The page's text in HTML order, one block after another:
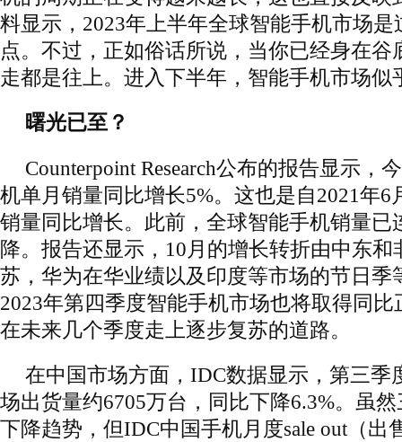
料显示，2023年上半年全球智能手机市场
点。不过，正如俗话所说，当你已经身在谷
走都是往上。进入下半年，智能手机市场似
曙光已至？
Counterpoint Research公布的报告显示，
机单月销量同比增长5%。这也是自2021年6
销量同比增长。此前，全球智能手机销量已
降。报告还显示，10月的增长转折由中东和
苏，华为在华业绩以及印度等市场的节日季
2023年第四季度智能手机市场也将取得同
在未来几个季度走上逐步复苏的道路。
在中国市场方面，IDC数据显示，第三季
场出货量约6705万台，同比下降6.3%。虽
下降趋势，但IDC中国手机月度sale out（出